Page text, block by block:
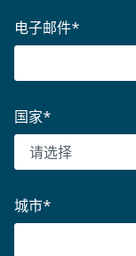
电子邮件*
国家*
城市*